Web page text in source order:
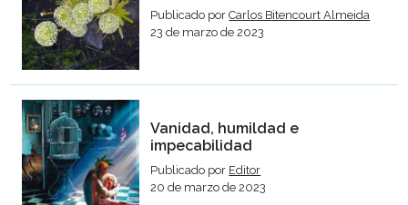
Publicado porCarlos Bitencourt Almeida
23 de marzo de 2023
Vanidad, humildad e
impecabilidad
Publicado por Editor
20 de marzo de 2023